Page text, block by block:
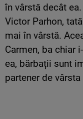
în vârstă decât
Victor Parhon,
mai în vârstă.
Carmen, ba chiar
ea, bărbații sunt
partener de vârsta